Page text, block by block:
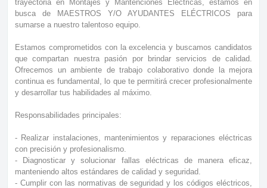
trayectoria en Montajes y Mantenciones Eléctricas, estamos en
busca de MAESTROS Y/O AYUDANTES ELÉCTRICOS para
sumarse a nuestro talentoso equipo.
Estamos comprometidos con la excelencia y buscamos candidatos
que compartan nuestra pasión por brindar servicios de calidad.
Ofrecemos un ambiente de trabajo colaborativo donde la mejora
continua es fundamental, lo que te permitirá crecer profesionalmente
y desarrollar tus habilidades al máximo.
Responsabilidades principales:
- Realizar instalaciones, mantenimientos y reparaciones eléctricas
con precisión y profesionalismo.
- Diagnosticar y solucionar fallas eléctricas de manera eficaz,
manteniendo altos estándares de calidad y seguridad.
- Cumplir con las normativas de seguridad y los códigos eléctricos,